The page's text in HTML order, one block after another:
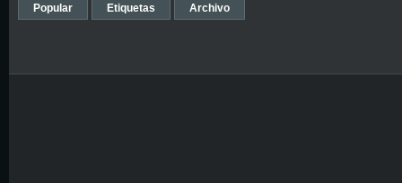
Popular Etiquetas Archivo